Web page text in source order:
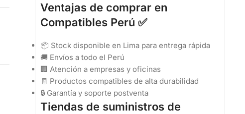
Ventajas de comprar en
Compatibles Perú ✅
📦 Stock disponible en Lima para entrega rápida
🚚 Envíos a todo el Perú
🏢 Atención a empresas y oficinas
🧾 Productos compatibles de alta durabilidad
🔒 Garantía y soporte postventa
Tiendas de suministros de